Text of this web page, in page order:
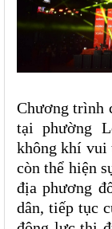
Chương trình
tại phường
không khí vui
còn thể hiện
địa phương
dân, tiếp tục